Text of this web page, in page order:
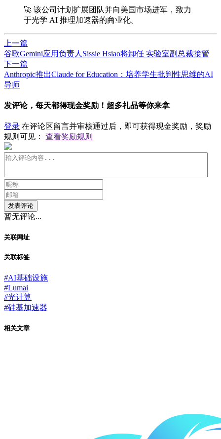
🚀 该公司计划扩展团队并向美国市场进军，致力
于光学 AI 推理加速器的商业化。
上一篇
谷歌Gemini应用负责人Sissie Hsiao将卸任 实验室副总裁接管
下一篇
Anthropic推出Claude for Education：培养学生批判性思维的AI
导师
发评论，每天都得现金奖励！超多礼品等你来拿
登录 在评论区留言并审核通过后，即可获得现金奖励，奖励
规则可见： 查看奖励规则
发表评论
暂无评论...
关联网址
关联标签
#AI基础设施
#Lumai
#光计算
#硅基加速器
相关文章